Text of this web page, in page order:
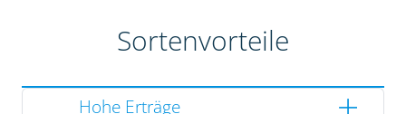
Sortenvorteile
Hohe Erträge